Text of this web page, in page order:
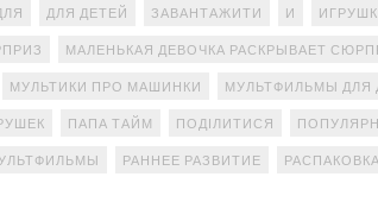
ДЛЯ ДЕТЕЙ ЗАВАНТАЖИТИ И
МАЛЕНЬКАЯ ДЕВОЧКА РАСКРЫВАЕТ
МУЛЬТИКИ ПРО МАШИНКИ МУЛЬТФИЛЬМЫ ДЛЯ
ПАПА ТАЙМ ПОДІЛИТИСЯ
РАННЕЕ РАЗВИТИЕ